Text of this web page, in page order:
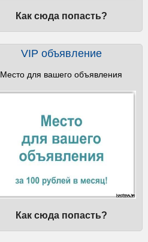
Как сюда попасть?
VIP объявление
Место для вашего объявления
Как сюда попасть?